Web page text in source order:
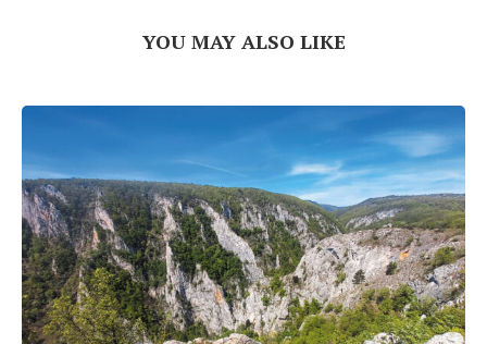
YOU MAY ALSO LIKE